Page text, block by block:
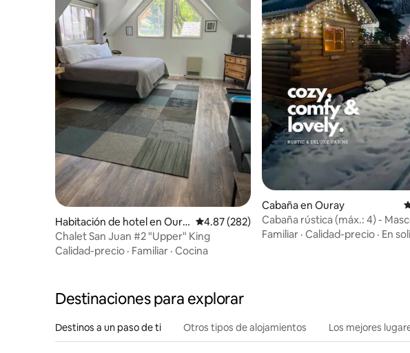
Habitación de hotel en Oura
y
Calificación promedio: 4.87 de 5, 282 reseñas
4.87 (282)
Chalet San Juan #2 "Upper" King
Calidad-precio · Familiar · Cocina
Cabaña en Ouray
Cabaña rústica (máx.: 4) -
Familiar · Calidad-precio · En
Destinaciones para explorar
Destinos a un paso de ti Otros tipos de alojamientos Los mejores